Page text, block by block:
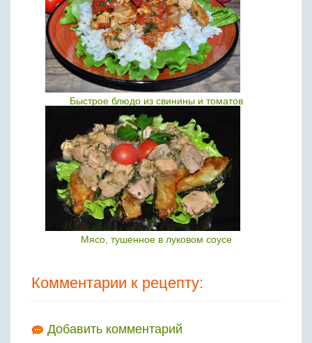
Быстрое блюдо из свинины и томатов
Мясо, тушенное в луковом соусе
Комментарии к рецепту:
Добавить комментарий